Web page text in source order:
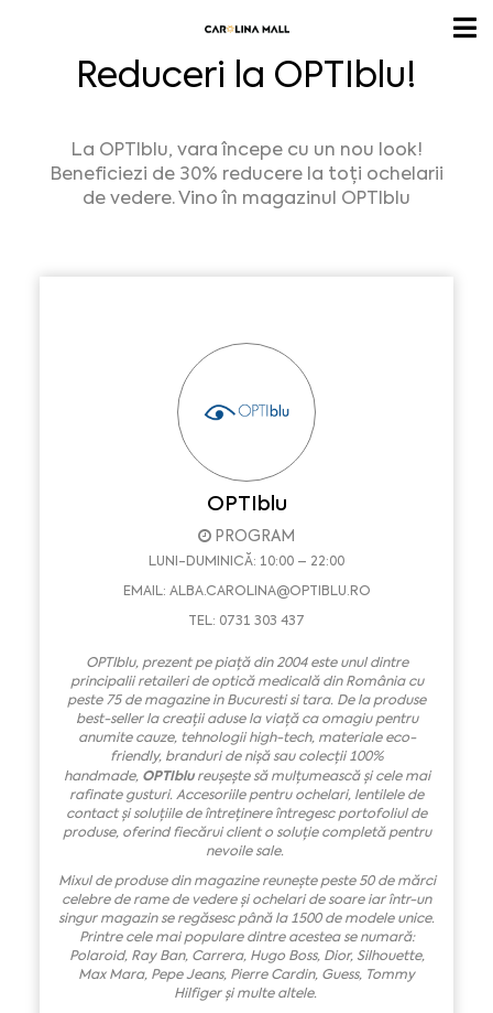
Reduceri la OPTIblu!
La OPTIblu, vara începe cu un nou look!
Beneficiezi de 30% reducere la toți ochelarii
de vedere. Vino în magazinul OPTIblu
OPTIblu
PROGRAM
LUNI-DUMINICĂ: 10:00 – 22:00
EMAIL: ALBA.CAROLINA@OPTIBLU.RO
TEL: 0731 303 437
OPTIblu, prezent pe piață din 2004este unul dintre
principalii retaileri de opticămedicalădin România cu
peste 75 de magazine in Bucuresti si tara. De la produse
best-seller la creații aduse la viațăca omagiu pentru
anumite cauze, tehnologii high-tech, materiale eco-
friendly, branduri de nișăsau colecții 100%
handmade, OPTIblureușește sămulțumească și cele mai
rafinate gusturi. Accesoriile pentru ochelari, lentilelede
contactși soluțiile deîntreținereîntregesc portofoliul de
produse, oferind fiecărui client o soluție completăpentru
nevoile sale.
Mixul de produse din magazine reuneștepeste 50 de mărci
celebre de rame de vedereși ochelari de soareiar într-un
singur magazin se regăsesc până la 1500 de modele unice.
Printre cele mai popularedintre acestease numară:
Polaroid, Ray Ban, Carrera, Hugo Boss, Dior, Silhouette,
Max Mara, Pepe Jeans, Pierre Cardin, Guess, Tommy
Hilfigerși multe altele.